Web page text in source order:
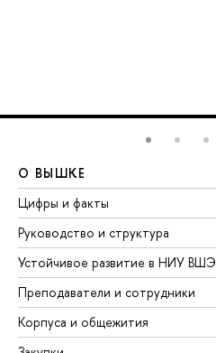
О ВЫШКЕ
Цифры и факты
Руководство и структура
Устойчивое развитие в НИУ ВШЭ
Преподаватели и сотрудники
Корпуса и общежития